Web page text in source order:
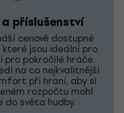
příslušenství
cenově dostupné
jsou ideální pro
pro pokročilé hráče.
na co nejkvalitnější
při hraní, aby si
rozpočtu mohl
světa hudby.